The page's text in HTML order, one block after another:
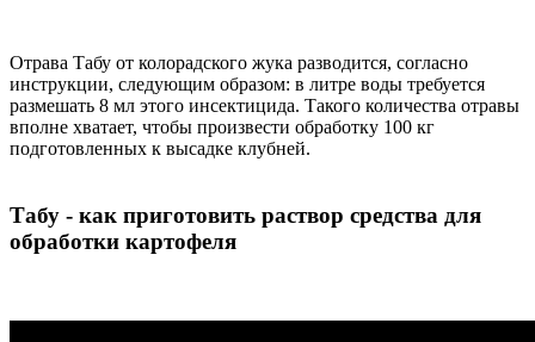
Отрава Табу от колорадского жука разводится, согласно
инструкции, следующим образом: в литре воды требуется
размешать 8 мл этого инсектицида. Такого количества отравы
вполне хватает, чтобы произвести обработку 100 кг
подготовленных к высадке клубней.
Табу - как приготовить раствор средства для
обработки картофеля